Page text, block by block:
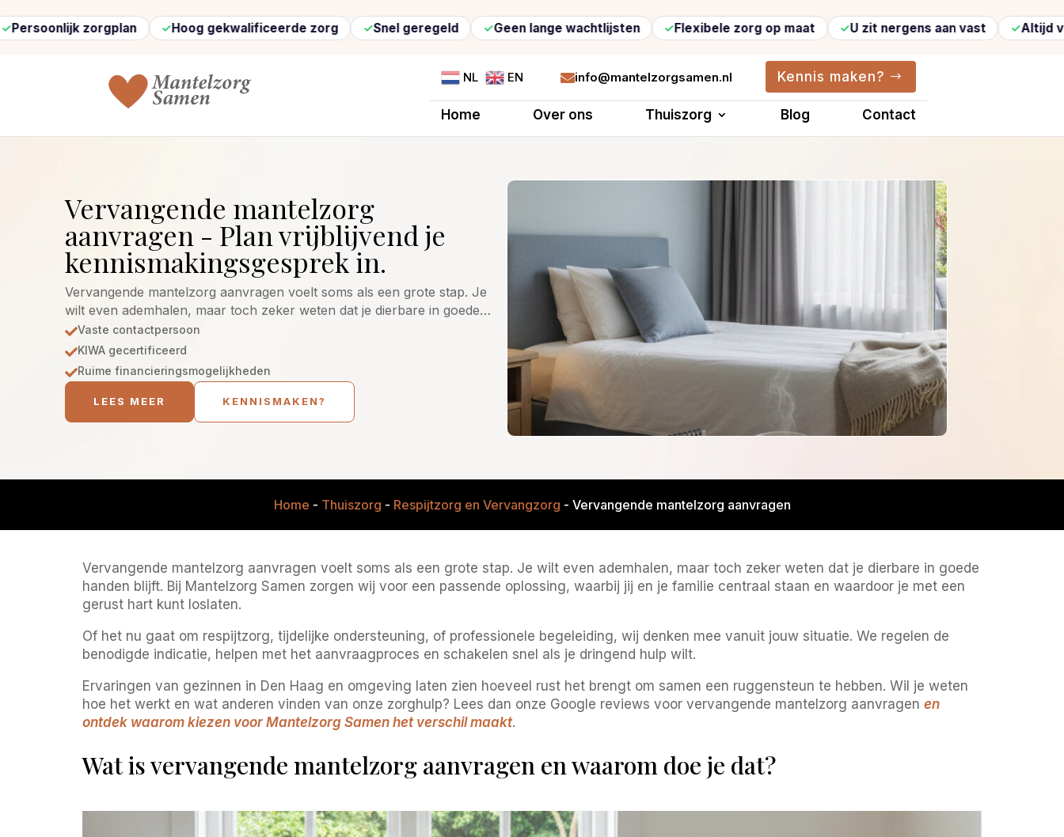
zorgplan Hoog gekwalificeerde zorg Snel geregeld Geen lange wachtlijsten Flexibele zorg op maat U zit nergens aan vast Altijd vertrouwde
NL EN info@mantelzorgsamen.nl Kennis maken?
Home Over ons Thuiszorg Blog Contact
Vervangende mantelzorg
aanvragen - Plan vrijblijvend je
kennismakingsgesprek in.
Vervangende mantelzorg aanvragen voelt soms als een grote stap. Je
wilt even ademhalen, maar toch zeker weten dat je dierbare in goede…
Vaste contactpersoon
KIWA gecertificeerd
Ruime financieringsmogelijkheden
LEES MEER KENNISMAKEN?
Home - Thuiszorg - Respijtzorg en Vervangzorg - Vervangende mantelzorg aanvragen
Vervangende mantelzorg aanvragen voelt soms als een grote stap. Je wilt even ademhalen, maar toch zeker weten dat je dierbare in goede
handen blijft. Bij Mantelzorg Samen zorgen wij voor een passende oplossing, waarbij jij en je familie centraal staan en waardoor je met een
gerust hart kunt loslaten.
Of het nu gaat om respijtzorg, tijdelijke ondersteuning, of professionele begeleiding, wij denken mee vanuit jouw situatie. We regelen de
benodigde indicatie, helpen met het aanvraagproces en schakelen snel als je dringend hulp wilt.
Ervaringen van gezinnen in Den Haag en omgeving laten zien hoeveel rust het brengt om samen een ruggensteun te hebben. Wil je weten
hoe het werkt en wat anderen vinden van onze zorghulp? Lees dan onze Google reviews voor vervangende mantelzorg aanvragen en
ontdek waarom kiezen voor Mantelzorg Samen het verschil maakt.
Wat is vervangende mantelzorg aanvragen en waarom doe je dat?